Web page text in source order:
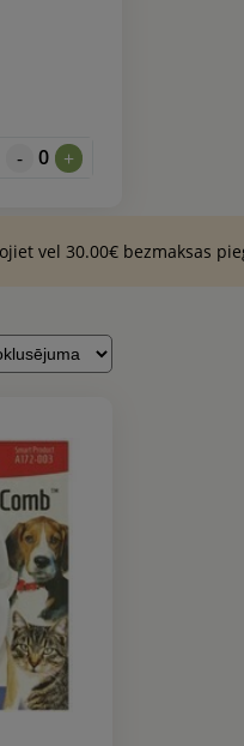
- 0 +
vel 30.00€ bezmaksas